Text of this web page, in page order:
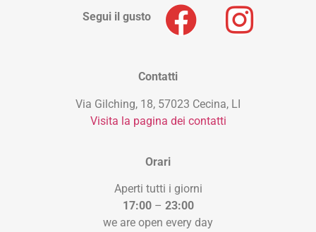
Segui il gusto
Contatti
Via Gilching, 18, 57023 Cecina, LI
Visita la pagina dei contatti
Orari
Aperti tutti i giorni
17:00– 23:00
we are open every day